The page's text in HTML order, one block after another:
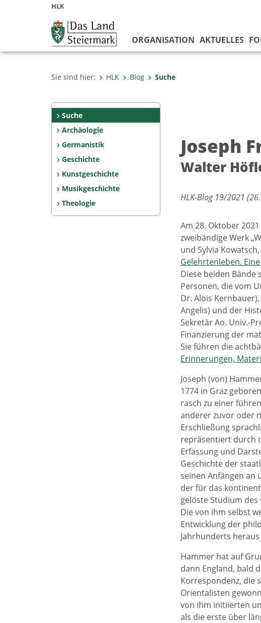
HLK
ORGANISATION AKTUELLES
Sie sind hier: HLK Blog Suche
Suche
Archäologie
Germanistik
Geschichte
Kunstgeschichte
Musikgeschichte
Theologie
Joseph
Walter
HLK-Blog 19/2021
Am 28. Oktober
zweibändige Werk
und Sylvia Kowatsch,
Gelehrtenleben.
Diese beiden
Personen, die vom
Dr. Alois
Angelis) und der
Sekretär Ao. Univ.-
Finanzierung der
Sie führen die
Erinnerungen,
Joseph (von)
1774 in Graz
rasch zu einer
anderer zuvor oder
Erschließung
repräsentiert durch
Erfassung und
Geschichte der
seinen Anfängen an
der für das
gelöste Studium des
Die von ihm selbst
Entwicklung der
Jahrhunderts
Hammer hat auf
dann England, bald
Korrespondenz, die
Orientalisten
von ihm initiierten
als die erste über